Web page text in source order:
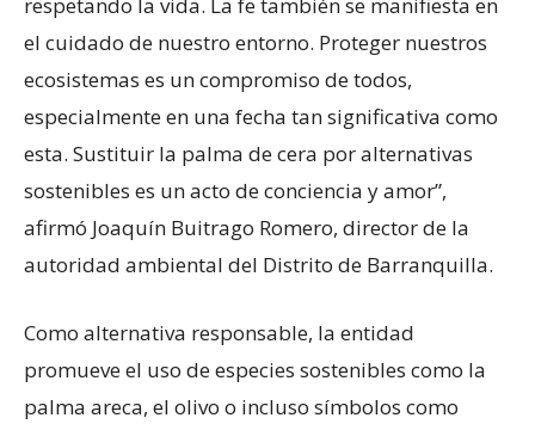
el cuidado de nuestro entorno. Proteger nuestros
ecosistemas es un compromiso de todos,
especialmente en una fecha tan significativa como
esta. Sustituir la palma de cera por alternativas
sostenibles es un acto de conciencia y amor”,
afirmó Joaquín Buitrago Romero, director de la
autoridad ambiental del Distrito de Barranquilla.
Como alternativa responsable, la entidad
promueve el uso de especies sostenibles como la
palma areca, el olivo o incluso símbolos como